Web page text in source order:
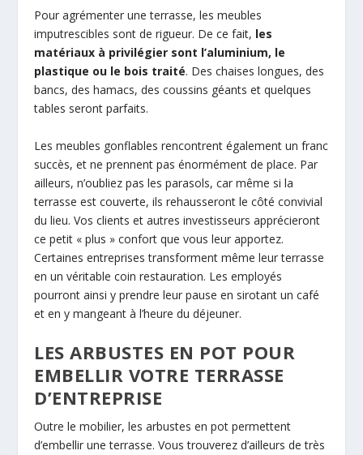
Pour agrémenter une terrasse, les meubles
imputrescibles sont de rigueur. De ce fait, les
matériaux à privilégier sont l’aluminium, le
plastique ou le bois traité. Des chaises longues, des
bancs, des hamacs, des coussins géants et quelques
tables seront parfaits.
Les meubles gonflables rencontrent également un franc
succès, et ne prennent pas énormément de place. Par
ailleurs, n’oubliez pas les parasols, car même si la
terrasse est couverte, ils rehausseront le côté convivial
du lieu. Vos clients et autres investisseurs apprécieront
ce petit « plus » confort que vous leur apportez.
Certaines entreprises transforment même leur terrasse
en un véritable coin restauration. Les employés
pourront ainsi y prendre leur pause en sirotant un café
et en y mangeant à l’heure du déjeuner.
LES ARBUSTES EN POT POUR
EMBELLIR VOTRE TERRASSE
D’ENTREPRISE
Outre le mobilier, les arbustes en pot permettent
d’embellir une terrasse. Vous trouverez d’ailleurs de très